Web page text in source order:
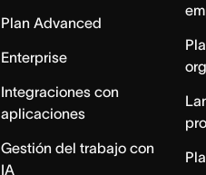
Plan Advanced
Enterprise
Integraciones con
aplicaciones
Gestión del trabajo con
IA